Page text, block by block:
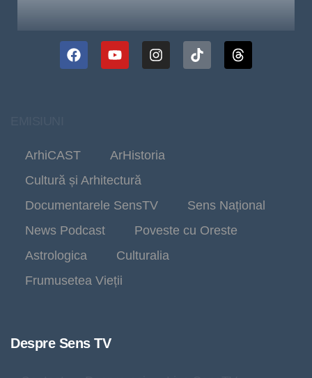
ArhiCAST
ArHistoria
Cultură și Arhitectură
Documentarele SensTV
Sens Național
News Podcast
Poveste cu Oreste
Astrologica
Culturalia
Frumusetea Vieții
Despre Sens TV